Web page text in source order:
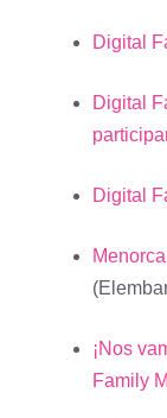
Digital
Digital
Digital
¡Nos
Family